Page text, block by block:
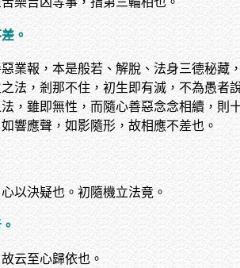
。
業報，本是般若、解脫、法身三德秘
法，剎那不住，初生即有滅，不為愚
，雖即無性，而隨心善惡念念相續，
響應聲，如影隨形，故相應不差也。
以決疑也。初隨機立法竟。
云至心歸依也。